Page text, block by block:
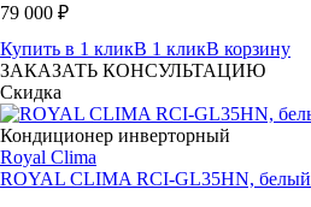
79 000 ₽
Купить в 1 кликВ 1 кликВ корзину
ЗАКАЗАТЬ КОНСУЛЬТАЦИЮ
Скидка
Кондиционер инверторный
Royal Clima
ROYAL CLIMA RCI-GL35HN, белый